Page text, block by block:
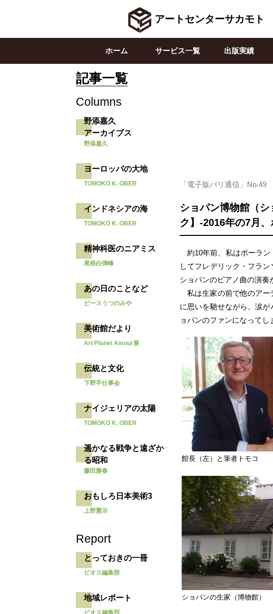
アートセンターサカモト
ホーム サービス一覧 出版実績
記事一覧
Columns
野添嘉久
アーカイブス
野添嘉久
ヨーロッパの大地
TOMOKO K. OBER
インドネシアの海
TOMOKO K. OBER
精神科医のニアミス
尾根白弾峰
あの日のことなど
ピースうつのみや
美術館だより
Art Planet Amour展
伝統と文化
下野手仕事会
ナイジェリアの太陽
TOMOKO K. OBER
遥かなる戦争と遠ざか
る昭和
藤田勝春
おもしろ日本美術3
上野憲示
Report
とっておきの一冊
ビオス編集部
地域レポート
ビオス編集部
「電子版パリ通信」No.49
ショパン博物館（
ク】-2016年の7月
約10年前、私はポーラ
してフレデリック・フラ
ショパンのピアノ曲の演奏
私は生家の前で他のア
に思いを馳せながら、涙
ョパンのファンになってし
館長（左）と筆者トモコ
ショパンの生家（博物館）